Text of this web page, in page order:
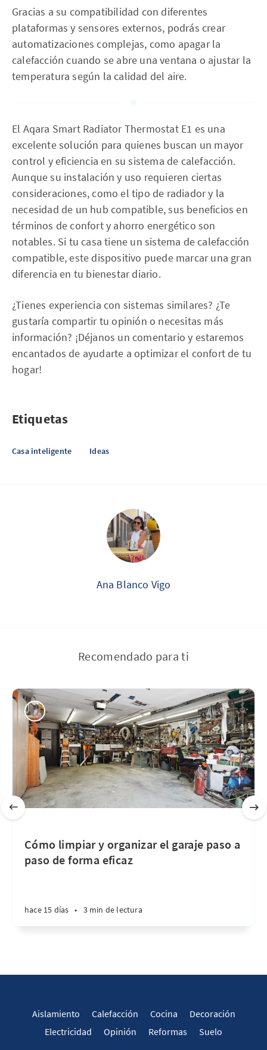
Gracias a su compatibilidad con diferentes
plataformas y sensores externos, podrás crear
automatizaciones complejas, como apagar la
calefacción cuando se abre una ventana o ajustar la
temperatura según la calidad del aire.
El Aqara Smart Radiator Thermostat E1 es una
excelente solución para quienes buscan un mayor
control y eficiencia en su sistema de calefacción.
Aunque su instalación y uso requieren ciertas
consideraciones, como el tipo de radiador y la
necesidad de un hub compatible, sus beneficios en
términos de confort y ahorro energético son
notables. Si tu casa tiene un sistema de calefacción
compatible, este dispositivo puede marcar una gran
diferencia en tu bienestar diario.
¿Tienes experiencia con sistemas similares? ¿Te
gustaría compartir tu opinión o necesitas más
información? ¡Déjanos un comentario y estaremos
encantados de ayudarte a optimizar el confort de tu
hogar!
Etiquetas
Casa inteligente Ideas
Ana Blanco Vigo
Recomendado para ti
Cómo limpiar y organizar el garaje paso a
paso de forma eficaz
hace 15 días • 3 min de lectura
Aislamiento Calefacción Cocina
Decoración
Electricidad
Opinión Reformas Suelo